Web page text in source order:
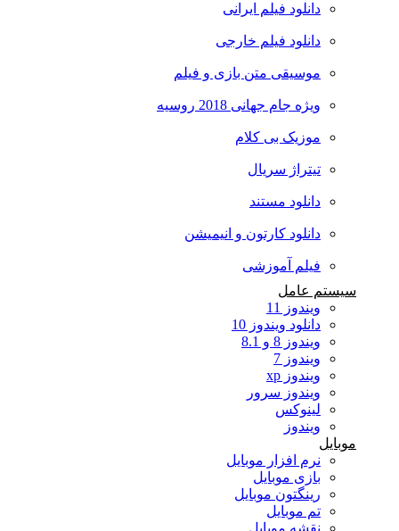
دانلود فیلم ایرانی
دانلود فیلم خارجی
موسیقی متن بازی و فیلم
ویژه جام جهانی 2018 روسیه
موزیک بی کلام
تیتراژ سریال
دانلود مستند
دانلود کارتون و انیمیشن
فیلم آموزشی
سیستم عامل
ویندوز 11
دانلود ویندوز 10
ویندوز 8 و 8.1
ویندوز 7
ویندوز xp
ویندوز سرور
لینوکس
ویندوز
نرم افزار موبایل
بازی موبایل
رینگتون موبایل
تم موبایل
نقشه موبایل